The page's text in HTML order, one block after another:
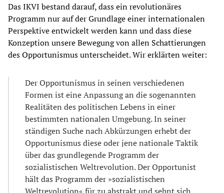
Das IKVI bestand darauf, dass ein revolutionäres
Programm nur auf der Grundlage einer internationalen
Perspektive entwickelt werden kann und dass diese
Konzeption unsere Bewegung von allen Schattierungen
des Opportunismus unterscheidet. Wir erklärten weiter:
Der Opportunismus in seinen verschiedenen
Formen ist eine Anpassung an die sogenannten
Realitäten des politischen Lebens in einer
bestimmten nationalen Umgebung. In seiner
ständigen Suche nach Abkürzungen erhebt der
Opportunismus diese oder jene nationale Taktik
über das grundlegende Programm der
sozialistischen Weltrevolution. Der Opportunist
hält das Programm der »sozialistischen
Weltrevolution« für zu abstrakt und sehnt sich